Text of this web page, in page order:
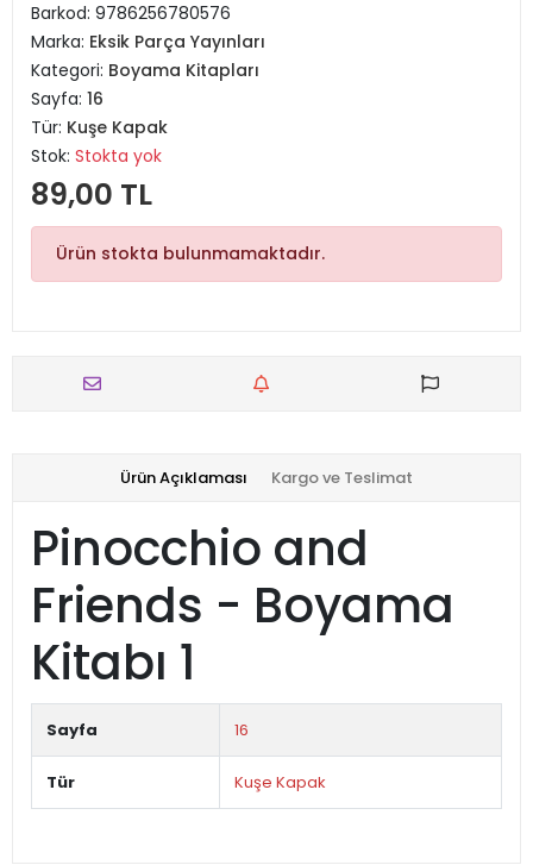
Barkod: 9786256780576
Marka: Eksik Parça Yayınları
Kategori: Boyama Kitapları
Sayfa: 16
Tür: Kuşe Kapak
Stok: Stokta yok
89,00 TL
Ürün stokta bulunmamaktadır.
Ürün Açıklaması Kargo ve Teslimat
Pinocchio and
Friends - Boyama
Kitabı 1
Sayfa 16
Tür Kuşe Kapak